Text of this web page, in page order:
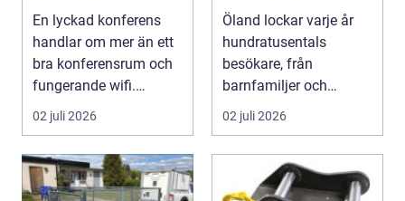
En lyckad konferens
handlar om mer än ett
bra konferensrum och
fungerande wifi.
Företag som planerar...
02 juli 2026
solsäkraste ö
Öland lockar varje år
hundratusentals
besökare, från
barnfamiljer och
natur&au...
02 juli 2026